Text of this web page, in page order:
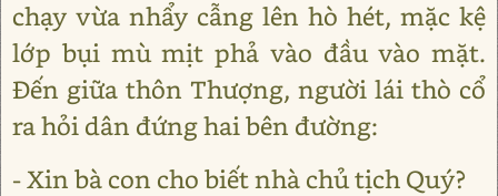
chạy vừa nhẩy cẫng lên hò hét, mặc kệ
lớp bụi mù mịt phả vào đầu vào mặt.
Đến giữa thôn Thượng, người lái thò cổ
ra hỏi dân đứng hai bên đường:
- Xin bà con cho biết nhà chủ tịch Quý?